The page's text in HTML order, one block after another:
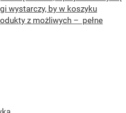
wystarczy, by w koszyku
z możliwych – pełne